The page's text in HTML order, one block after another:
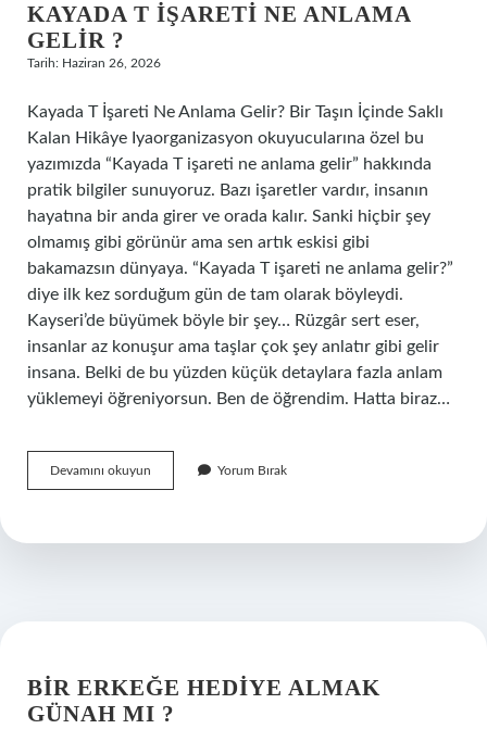
KAYADA T IŞARETI NE ANLAMA
GELIR ?
Tarih: Haziran 26, 2026
Kayada T İşareti Ne Anlama Gelir? Bir Taşın İçinde Saklı
Kalan Hikâye Iyaorganizasyon okuyucularına özel bu
yazımızda “Kayada T işareti ne anlama gelir” hakkında
pratik bilgiler sunuyoruz. Bazı işaretler vardır, insanın
hayatına bir anda girer ve orada kalır. Sanki hiçbir şey
olmamış gibi görünür ama sen artık eskisi gibi
bakamazsın dünyaya. “Kayada T işareti ne anlama gelir?”
diye ilk kez sorduğum gün de tam olarak böyleydi.
Kayseri’de büyümek böyle bir şey… Rüzgâr sert eser,
insanlar az konuşur ama taşlar çok şey anlatır gibi gelir
insana. Belki de bu yüzden küçük detaylara fazla anlam
yüklemeyi öğreniyorsun. Ben de öğrendim. Hatta biraz…
Devamını okuyun
T
anlama
Yorum Bırak
BIR ERKEĞE HEDIYE ALMAK
GÜNAH MI ?